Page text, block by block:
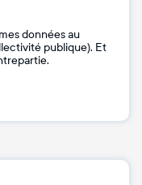
données au
publique). Et